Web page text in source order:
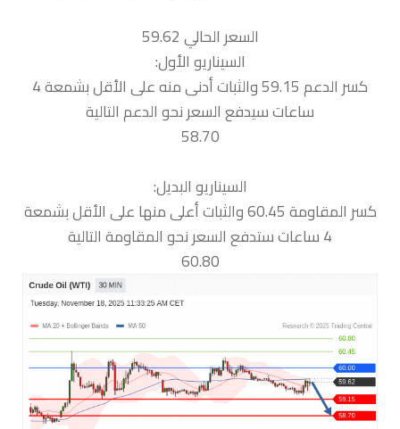
السعر الحالي 59.62
السيناريو الأول:
كسر الدعم 59.15 والثبات أدنى منه على الأقل بشمعة 4
ساعات سيدفع السعر نحو الدعم التالية
58.70
السيناريو البديل:
كسر المقاومة 60.45 والثبات أعلى منها على الأقل بشمعة
4 ساعات ستدفع السعر نحو المقاومة التالية
60.80